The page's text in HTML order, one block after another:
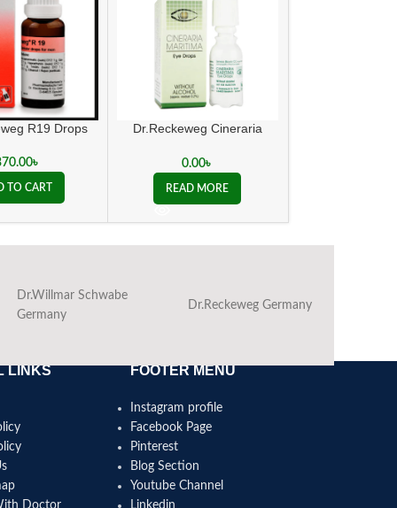
R19 Drops
৳
TO CART
Dr.Reckeweg Cineraria
0.00৳
READ MORE
Dr.Willmar Schwabe
Germany
Dr.Reckeweg Germany
LINKS
Doctor
FOOTER MENU
Instagram profile
Facebook Page
Pinterest
Blog Section
Youtube Channel
Linkedin